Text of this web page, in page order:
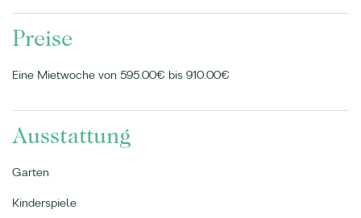
Preise
Eine Mietwoche von 595.00€ bis 910.00€
Ausstattung
Garten
Kinderspiele